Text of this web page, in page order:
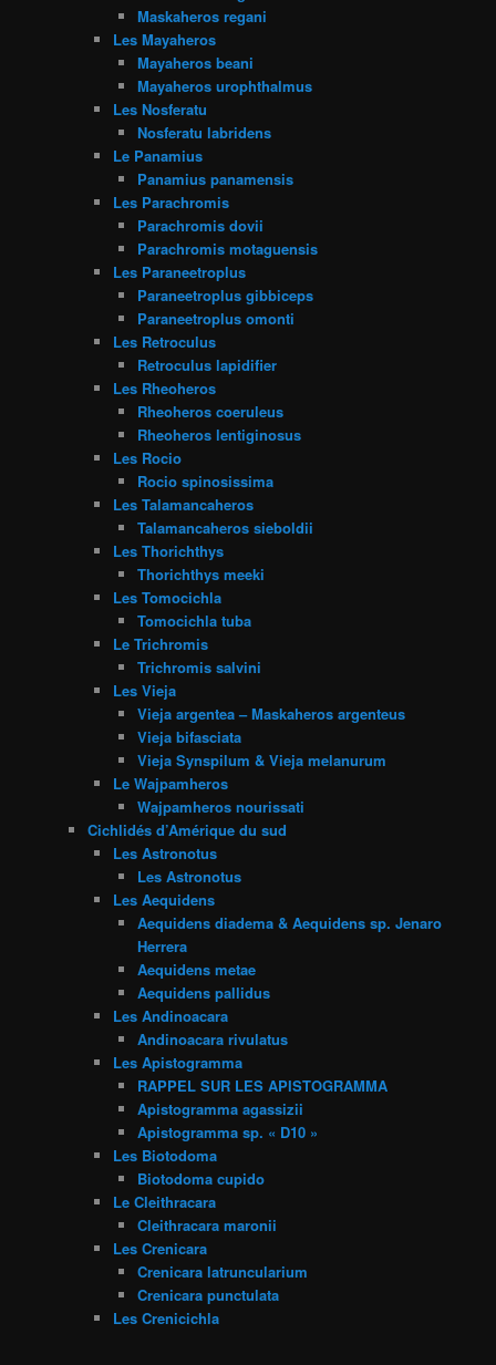
Maskaheros regani
Les Mayaheros
Mayaheros beani
Mayaheros urophthalmus
Les Nosferatu
Nosferatu labridens
Le Panamius
Panamius panamensis
Les Parachromis
Parachromis dovii
Parachromis motaguensis
Les Paraneetroplus
Paraneetroplus gibbiceps
Paraneetroplus omonti
Les Retroculus
Retroculus lapidifier
Les Rheoheros
Rheoheros coeruleus
Rheoheros lentiginosus
Les Rocio
Rocio spinosissima
Les Talamancaheros
Talamancaheros sieboldii
Les Thorichthys
Thorichthys meeki
Les Tomocichla
Tomocichla tuba
Le Trichromis
Trichromis salvini
Les Vieja
Vieja argentea – Maskaheros argenteus
Vieja bifasciata
Vieja Synspilum & Vieja melanurum
Le Wajpamheros
Wajpamheros nourissati
Cichlidés d’Amérique du sud
Les Astronotus
Les Astronotus
Les Aequidens
Aequidens diadema & Aequidens sp. Jenaro
Herrera
Aequidens metae
Aequidens pallidus
Les Andinoacara
Andinoacara rivulatus
Les Apistogramma
RAPPEL SUR LES APISTOGRAMMA
Apistogramma agassizii
Apistogramma sp. « D10 »
Les Biotodoma
Biotodoma cupido
Le Cleithracara
Cleithracara maronii
Les Crenicara
Crenicara latruncularium
Crenicara punctulata
Les Crenicichla